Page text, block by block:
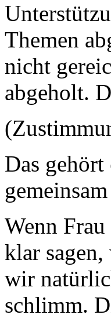
Themen
nicht
abgeholt.
Das
Wenn
klar
wir
schlimm.